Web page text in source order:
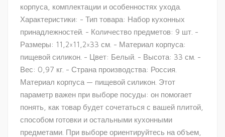
корпуса, комплектации и особенностях ухода.
Характеристики: - Тип товара: Набор кухонных
принадлежностей. - Количество предметов: 9 шт. -
Размеры: 11,2×11,2×33 см. - Материал корпуса:
пищевой силикон. - Цвет: Белый. - Высота: 33 см. -
Вес: 0,97 кг. - Страна производства: Россия.
Материал корпуса — пищевой силикон. Этот
параметр важен при выборе посуды: он помогает
понять, как товар будет сочетаться с вашей плитой,
способом готовки и остальными кухонными
предметами. При выборе ориентируйтесь на объем,